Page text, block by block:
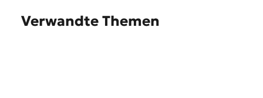
Verwandte Themen